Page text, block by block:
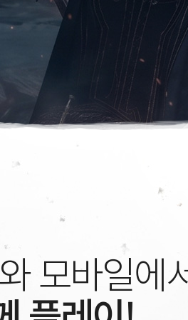
모바일에